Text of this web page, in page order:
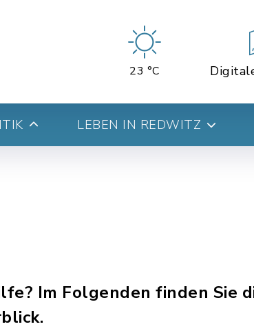
23 °C
LEBEN IN REDWITZ
Im Folgenden finden Sie